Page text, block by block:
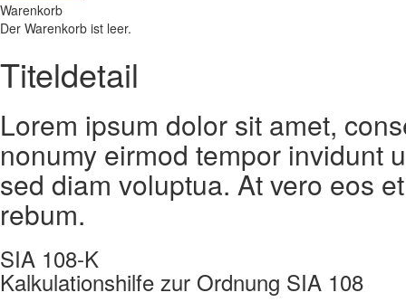
Warenkorb
Der Warenkorb ist leer.
Titeldetail
Lorem ipsum dolor sit amet,
nonumy eirmod tempor invidunt
sed diam voluptua. At vero eos
rebum.
SIA 108-K
Kalkulationshilfe zur Ordnung SIA 108